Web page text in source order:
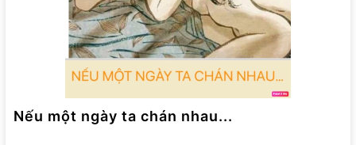
Nếu một ngày ta chán nhau...